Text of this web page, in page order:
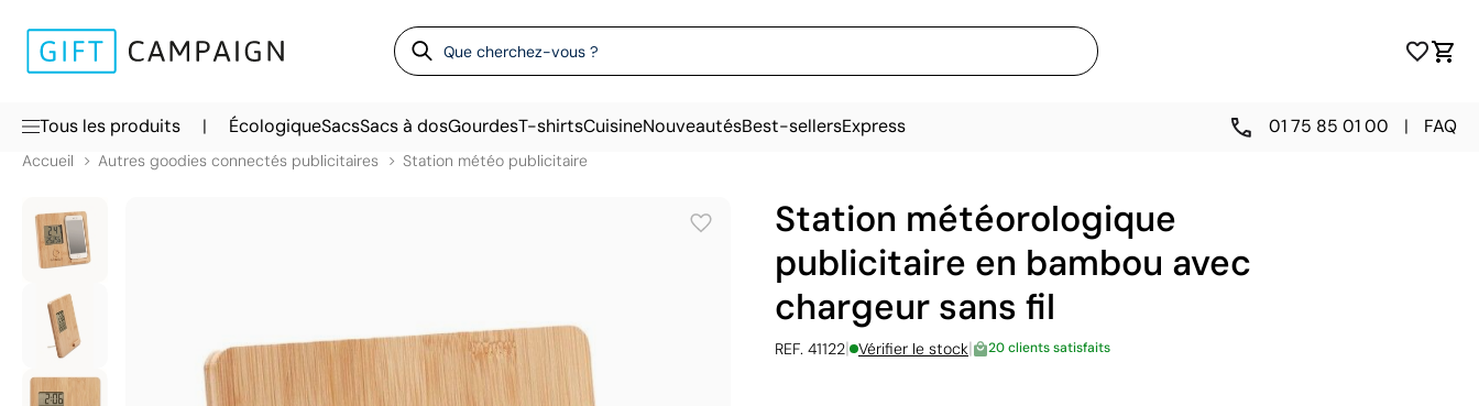
Tous les produits | ÉcologiqueSacsSacs à dosGourdesT-shirtsCuisineNouveautésBest-sellersExpress 01 75 85 01 00 | FAQ
Accueil Autres goodies connectés publicitaires Station météo publicitaire
Station météorologique
publicitaire en bambou avec
chargeur sans fil
REF. 41122| Vérifier le stock| 20 clients satisfaits